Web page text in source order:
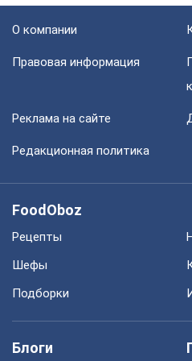
О компании
Правовая информация
Реклама на сайте
Редакционная политика
FoodOboz
Рецепты
Шефы
Подборки
Блоги